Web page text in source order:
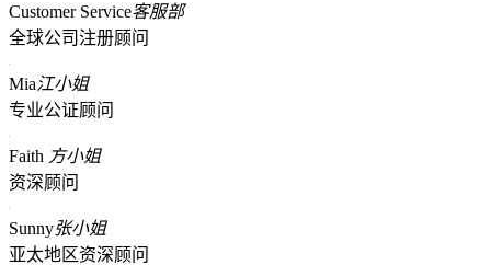
Customer Service客服部
全球公司注册顾问
Mia江小姐
专业公证顾问
Faith 方小姐
资深顾问
Sunny张小姐
亚太地区资深顾问